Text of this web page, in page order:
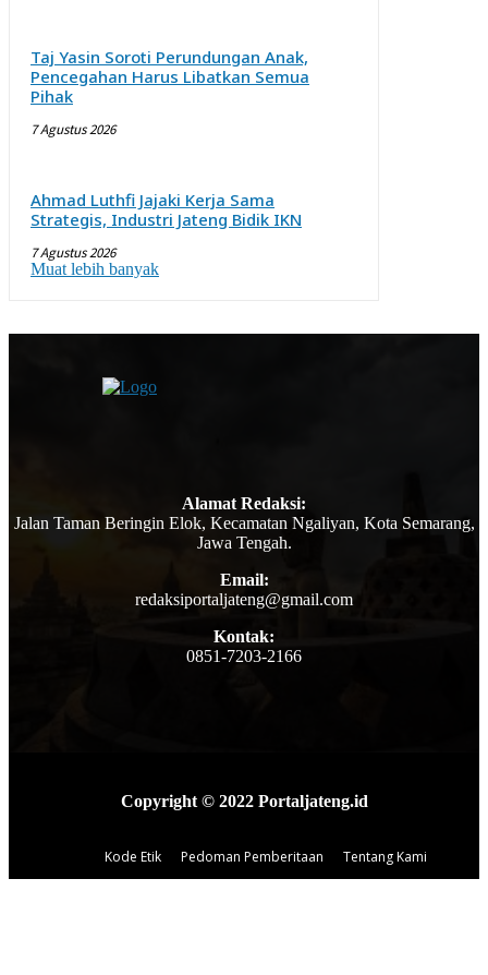
Taj Yasin Soroti Perundungan Anak,
Pencegahan Harus Libatkan Semua
Pihak
7 Agustus 2026
Ahmad Luthfi Jajaki Kerja Sama
Strategis, Industri Jateng Bidik IKN
7 Agustus 2026
Muat lebih banyak
Alamat Redaksi:
Jalan Taman Beringin Elok, Kecamatan Ngaliyan, Kota Semarang,
Jawa Tengah.
Email:
redaksiportaljateng@gmail.com
Kontak:
0851-7203-2166
Copyright © 2022 Portaljateng.id
Kode Etik Pedoman Pemberitaan Tentang Kami